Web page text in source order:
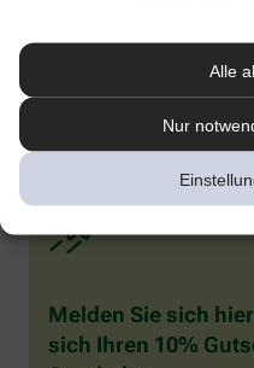
Alle
Nur
Monitoring Systems – Advocacy
Pleus S et al. J Diabetes Sci
10.1177/19322968221141926.
Melden Sie sich
sich Ihren 10%